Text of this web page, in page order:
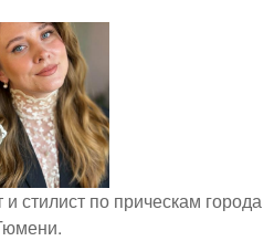
стилист по прическам города